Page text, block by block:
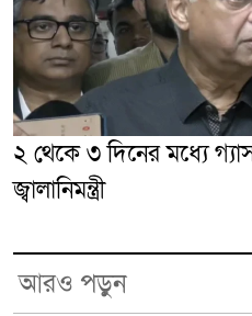
২ থেকে ৩ দিনের মধ্যে
জ্বালানিমন্ত্রী
আরও পড়ুন